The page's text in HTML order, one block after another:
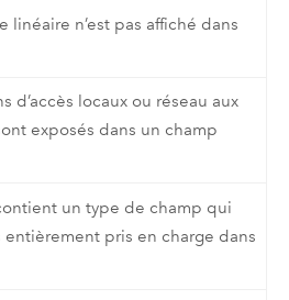
linéaire n’est pas affiché dans
d’accès locaux ou réseau aux
exposés dans un champ
un type de champ qui
entièrement pris en charge dans